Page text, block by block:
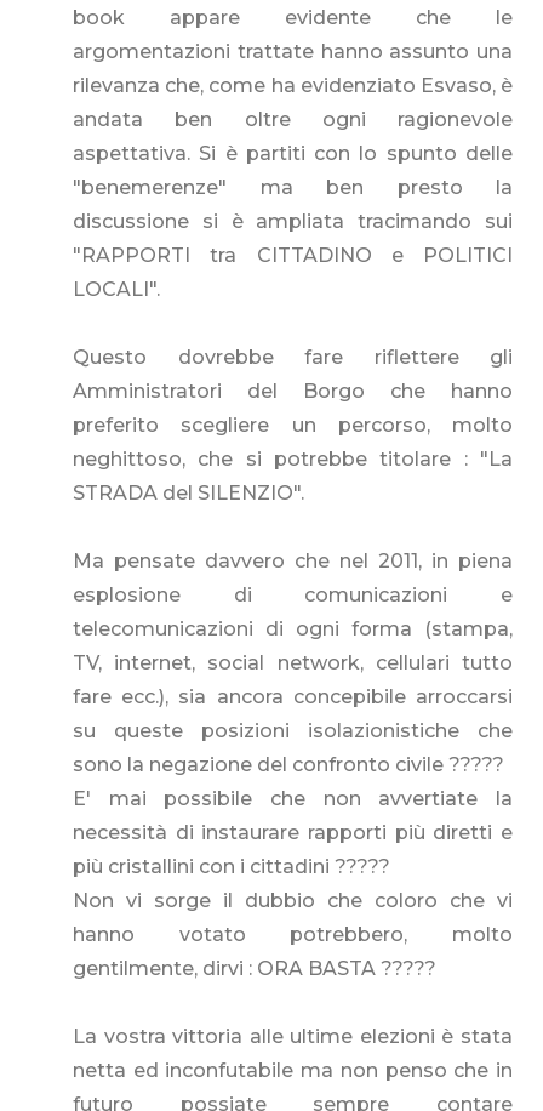
book appare evidente che le
argomentazioni trattate hanno assunto una
rilevanza che, come ha evidenziato Esvaso, è
andata ben oltre ogni ragionevole
aspettativa. Si è partiti con lo spunto delle
"benemerenze" ma ben presto la
discussione si è ampliata tracimando sui
"RAPPORTI tra CITTADINO e POLITICI
LOCALI".
Questo dovrebbe fare riflettere gli
Amministratori del Borgo che hanno
preferito scegliere un percorso, molto
neghittoso, che si potrebbe titolare : "La
STRADA del SILENZIO".
Ma pensate davvero che nel 2011, in piena
esplosione di comunicazioni e
telecomunicazioni di ogni forma (stampa,
TV, internet, social network, cellulari tutto
fare ecc.), sia ancora concepibile arroccarsi
su queste posizioni isolazionistiche che
sono la negazione del confronto civile ?????
E' mai possibile che non avvertiate la
necessità di instaurare rapporti più diretti e
più cristallini con i cittadini ?????
Non vi sorge il dubbio che coloro che vi
hanno votato potrebbero, molto
gentilmente, dirvi : ORA BASTA ?????
La vostra vittoria alle ultime elezioni è stata
netta ed inconfutabile ma non penso che in
futuro possiate sempre contare